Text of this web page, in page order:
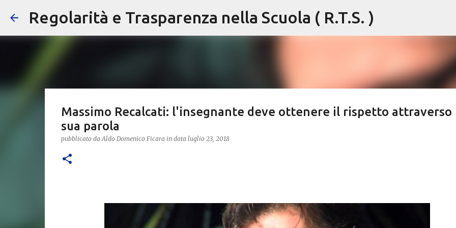
Passa ai contenuti principali
Regolarità e Trasparenza nella Scuola ( R.T.S. )
Massimo Recalcati: l'insegnante deve ottenere il rispetto attraverso
sua parola
pubblicato daAldo Domenico Ficara in data luglio 23, 2018